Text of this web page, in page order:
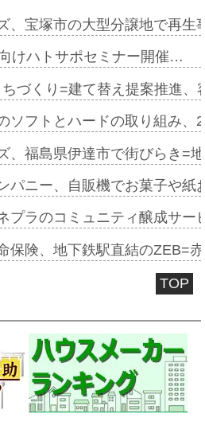
、宝塚市の大型分譲地で再
けハトサポセミナー開催…
づくり=建て替え提案推進
ソフトとハードの取り組み
、福島県伊達市で街びらき=
パニー、自販機でお菓子や
プラのコミュニティ醸成サ
保険、地下鉄駅直結のZEB=
TOP